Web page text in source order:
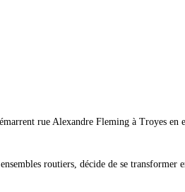
rue Alexandre Fleming à Troyes en
routiers, décide de se transformer